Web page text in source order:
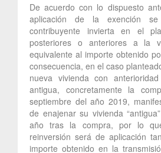
De acuerdo con lo dispuesto
aplicación de la exención
contribuyente invierta en el
posteriores o anteriores a la
equivalente al importe obtenido
consecuencia, en el caso
nueva vivienda con
antigua, concretamente la
septiembre del año 2019,
de enajenar su vivienda
año tras la compra, por lo
reinversión será de aplicación
importe obtenido en la